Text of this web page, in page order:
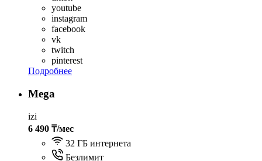
youtube
instagram
facebook
vk
twitch
pinterest
Подробнее
Mega
izi
6 490 ₸/мес
32 ГБ интернета
Безлимит